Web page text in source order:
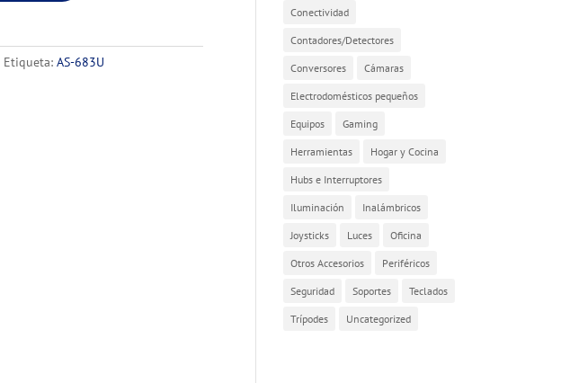
Etiqueta:AS-683U
Conectividad
Contadores/Detectores
Conversores Cámaras
Electrodomésticos pequeños
Equipos Gaming
Herramientas Hogar y Cocina
Hubs e Interruptores
Iluminación Inalámbricos
Joysticks Luces Oficina
Otros Accesorios Periféricos
Seguridad Soportes Teclados
Trípodes Uncategorized